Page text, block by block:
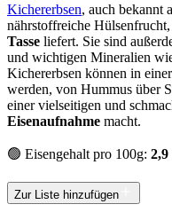
Kichererbsen, auch bekannt
nährstoffreiche
Tasse liefert. Sie sind
und wichtigen Mineralien
Kichererbsen können in
werden, von Hummus über
einer vielseitigen und
Eisenaufnahme macht.
🟢 Eisengehalt pro 100g: 2,9
Zur Liste hinzufügen